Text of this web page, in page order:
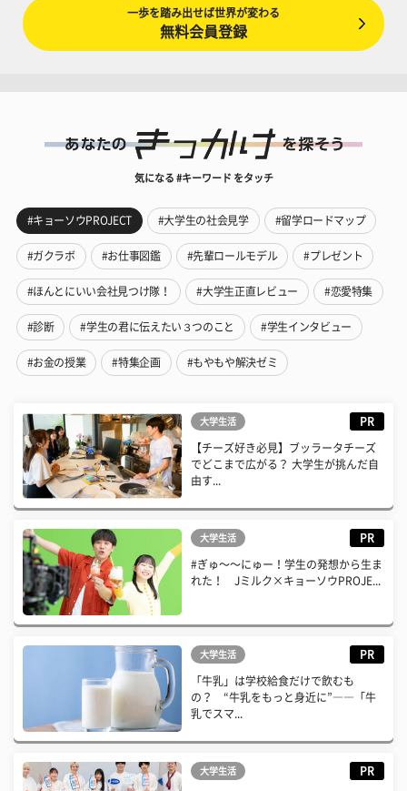
一歩を踏み出せば世界が変わる
無料会員登録
気になる #キーワード をタッチ
#キョーソウPROJECT #大学生の社会見学 #留学ロードマップ
#ガクラボ #お仕事図鑑 #先輩ロールモデル #プレゼント
#ほんとにいい会社見つけ隊！ #大学生正直レビュー #恋愛特集
#診断 #学生の君に伝えたい３つのこと #学生インタビュー
#お金の授業 #特集企画 #もやもや解決ゼミ
大学生活 PR
【チーズ好き必見】ブッラータチーズ
でどこまで広がる？ 大学生が挑んだ自
由す...
大学生活 PR
#ぎゅ〜〜にゅー！学生の発想から生ま
れた！ Jミルク×キョーソウPROJE...
大学生活 PR
「牛乳」は学校給食だけで飲むも
の？ “牛乳をもっと身近に”――「牛
乳でスマ...
大学生活 PR